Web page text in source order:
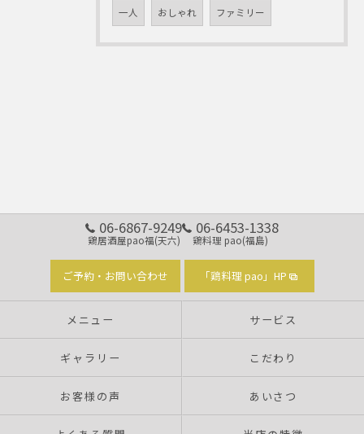
一人 おしゃれ ファミリー
06-6867-9249
鶏居酒屋pao福(天六)
06-6453-1338
鶏料理 pao(福島)
ご予約・お問い合わせ 「鶏料理 pao」HP
メニュー サービス
ギャラリー こだわり
お客様の声 あいさつ